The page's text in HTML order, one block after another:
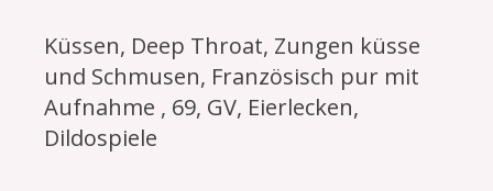
Küssen, Deep Throat, Zungen küsse
und Schmusen, Französisch pur mit
Aufnahme , 69, GV, Eierlecken,
Dildospiele